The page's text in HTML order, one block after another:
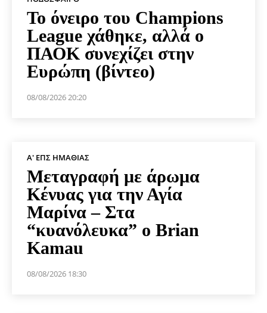
Το όνειρο του Champions
League χάθηκε, αλλά ο
ΠΑΟΚ συνεχίζει στην
Ευρώπη (βίντεο)
08/08/2026 20:20
Α' ΕΠΣ ΗΜΑΘΊΑΣ
Μεταγραφή με άρωμα
Κένυας για την Αγία
Μαρίνα – Στα
“κυανόλευκα” ο Brian
Kamau
08/08/2026 18:30